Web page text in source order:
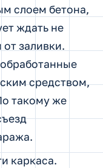
слоем бетона,
ждать не
заливки.
средством,
такому же
каркаса.